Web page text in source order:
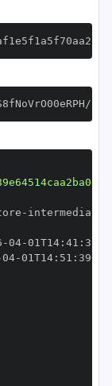
-
-04-01T14: 41 :
04-01T14: 51 : 39+00